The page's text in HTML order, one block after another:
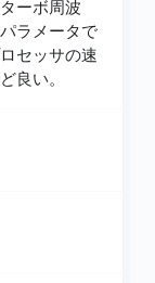
ーボ周波
ラメータで
セッサの速
良い。